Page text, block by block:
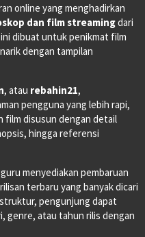
online yang menghadirkan
dan film streamingdari
dibuat untuk penikmat film
dengan tampilan
, atau rebahin21,
pengguna yang lebih rapi,
film disusun dengan detail
hingga referensi
menyediakan pembaruan
terbaru yang banyak dicari
pengunjung dapat
genre, atau tahun rilis dengan